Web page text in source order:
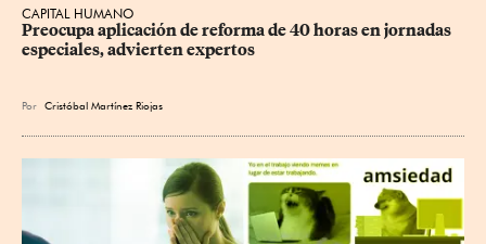
CAPITAL HUMANO
Preocupa aplicación de reforma de 40 horas en jornadas
especiales, advierten expertos
Por Cristóbal Martínez Riojas